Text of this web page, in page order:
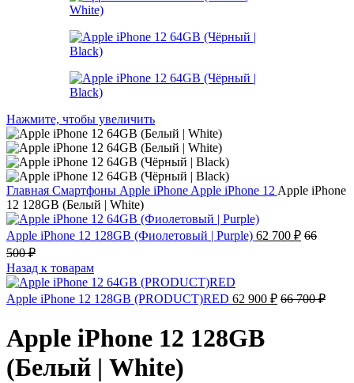
Нажмите, чтобы увеличить
Главная Смартфоны Apple iPhone Apple iPhone 12 Apple iPhone
12 128GB (Белый | White)
Apple iPhone 12 128GB (Фиолетовый | Purple) 62 700 ₽ 66
500₽
Назад к товарам
Apple iPhone 12 128GB (PRODUCT)RED 62 900 ₽ 66 700₽
Apple iPhone 12 128GB
(Белый | White)